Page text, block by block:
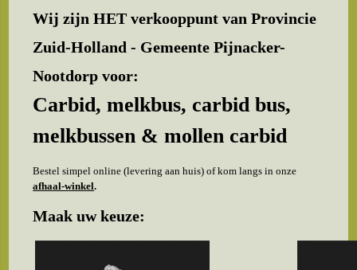
Wij zijn HET verkooppunt van Provincie
Zuid-Holland - Gemeente Pijnacker-
Nootdorp voor:
Carbid, melkbus, carbid bus,
melkbussen & mollen carbid
Bestel simpel online (levering aan huis) of kom langs in onze
afhaal-winkel.
Maak uw keuze: